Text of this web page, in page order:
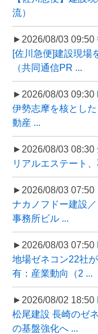
流）
►2026/08/03 09:50
[佐川急便]建設現場
（共同通信PR ...
►2026/08/03 09:30
伊勢志摩を核とし
動産 ...
►2026/08/03 08:30
リアルエステート
►2026/08/03 07:50
ナカノフドー建設
事務所ビル ...
►2026/08/03 07:50
地場ゼネコン22社
有：産業動向（2 ...
►2026/08/02 18:50
松尾建設 長崎のゼ
の基盤強化へ ...